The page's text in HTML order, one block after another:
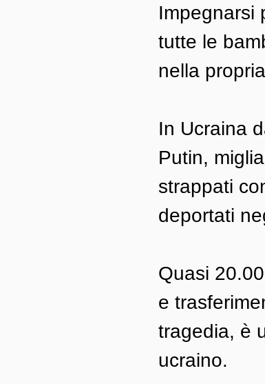
Impegnarsi
tutte le
nella
In Ucraina
Putin,
strappati
deportati
Quasi
e
tragedia, è
ucraino.